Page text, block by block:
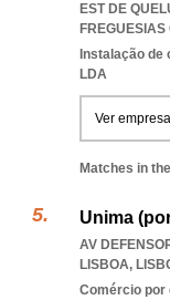
EST DE
Instalação de
LDA
Ver empresa
Matches in
Unima
AV
LISBOA,
Comércio por